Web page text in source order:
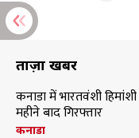
ताज़ा खबरें
कनाडा में भारतवंशी
महीने बाद गिरफ्तार
कनाडा